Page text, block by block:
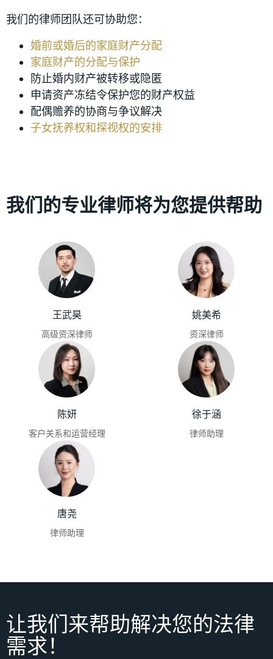
我们的律师团队还可协助您：
婚前或婚后的家庭财产分配
家庭财产的分配与保护
防止婚内财产被转移或隐匿
申请资产冻结令保护您的财产权益
配偶赡养的协商与争议解决
子女抚养权和探视权的安排
我们的专业律师将为您提供帮助
王武昊
高级资深律师
姚美希
资深律师
陈妍
客户关系和运营经理
徐于涵
律师助理
唐尧
律师助理
让我们来帮助解决您的法律
需求！